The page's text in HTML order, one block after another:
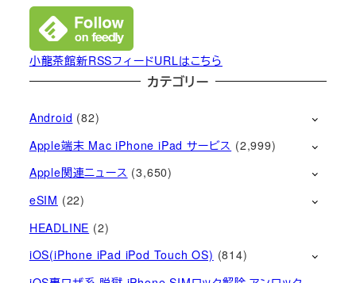
小龍茶館新RSSフィードURLはこちら
カテゴリー
Android (82)
Apple端末 Mac iPhone iPad サービス (2,999)
Apple関連ニュース (3,650)
eSIM (22)
HEADLINE (2)
iOS(iPhone iPad iPod Touch OS) (814)